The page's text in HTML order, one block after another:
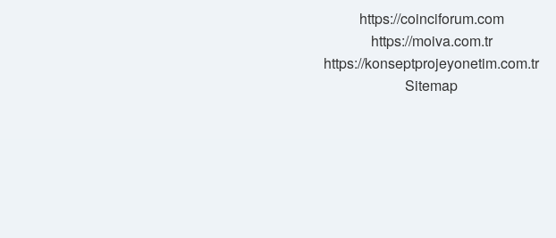
https://coinciforum.com
https://moiva.com.tr
https://konseptprojeyonetim.com.tr
Sitemap